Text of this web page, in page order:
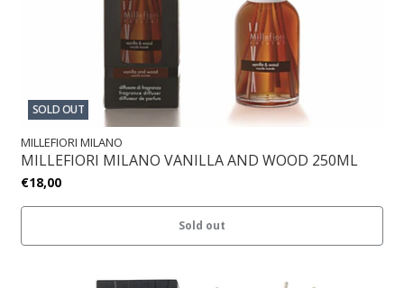
SOLD OUT
MILLEFIORI MILANO
MILLEFIORI MILANO VANILLA AND WOOD 250ML
€18,00
Sold out